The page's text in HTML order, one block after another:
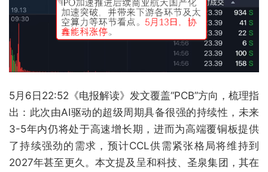
5月6日22:52《电报解读》发文覆盖“PCB”方向，梳理指
出：此次由AI驱动的超级周期具备很强的持续性，未来
3-5年内仍将处于高速增长期，进而为高端覆铜板提供
了持续强劲的需求，预计CCL供需紧张格局将维持到
2027年甚至更久。本文提及呈和科技、圣泉集团，其在